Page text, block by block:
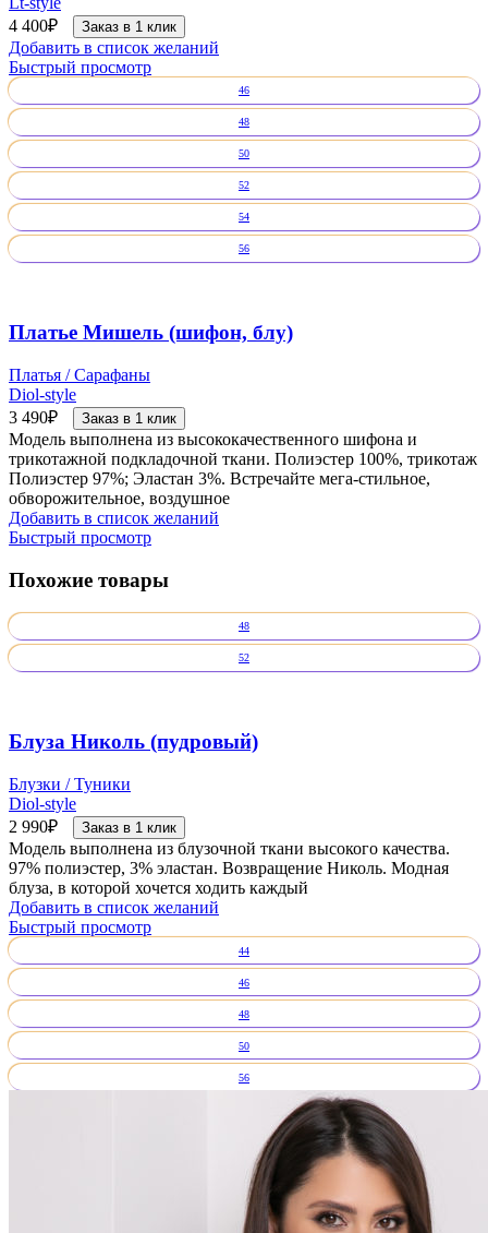
4 400₽ Заказ в 1 клик
Добавить в список желаний
Быстрый просмотр
46
48
50
52
54
56
Платье Мишель (шифон, блу)
Платья / Сарафаны
Diol-style
3 490₽ Заказ в 1 клик
Модель выполнена из высококачественного шифона и
трикотажной подкладочной ткани. Полиэстер 100%, трикотаж
Полиэстер 97%; Эластан 3%. Встречайте мега-стильное,
обворожительное, воздушное
Добавить в список желаний
Быстрый просмотр
Похожие товары
48
52
Блуза Николь (пудровый)
Блузки / Туники
Diol-style
2 990₽ Заказ в 1 клик
Модель выполнена из блузочной ткани высокого качества.
97% полиэстер, 3% эластан. Возвращение Николь. Модная
блуза, в которой хочется ходить каждый
Добавить в список желаний
Быстрый просмотр
44
46
48
50
56